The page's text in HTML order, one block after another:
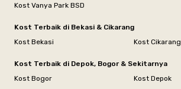
Kost Vanya Park BSD
Kost Terbaik di Bekasi & Cikarang
Kost Bekasi
Kost Cikarang
Kost Terbaik di Depok, Bogor & Sekitarnya
Kost Bogor
Kost Depok